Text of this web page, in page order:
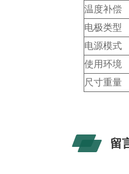
温度补偿
电极类型
电源模式
使用环境
尺寸重量
留